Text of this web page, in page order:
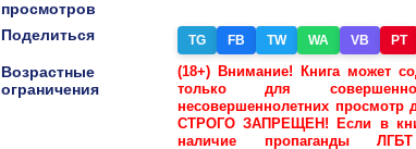
просмотров
Поделиться TG FB TW WA VB PT
Возрастные
ограничения
(18+) Внимание! Книга может
только для
несовершеннолетних просмотр
СТРОГО ЗАПРЕЩЕН! Если в
наличие пропаганды